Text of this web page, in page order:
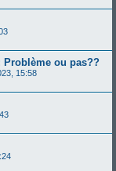
Problème ou pas??
15:58